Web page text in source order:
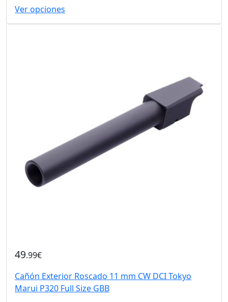
Ver opciones
49.99€
Cañón Exterior Roscado 11 mm CW DCI Tokyo
Marui P320 Full Size GBB